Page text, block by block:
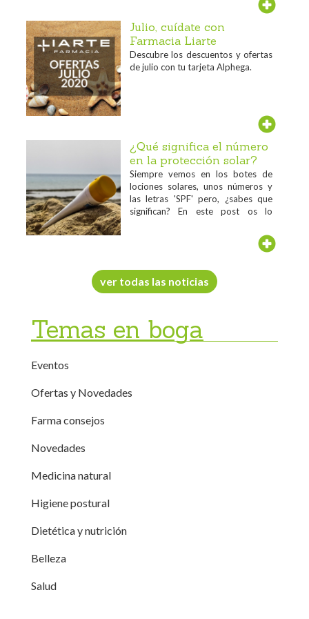
Julio, cuídate con
Farmacia Liarte
Descubre los descuentos y ofertas
de julio con tu tarjeta Alphega.
¿Qué significa el número
en la protección solar?
Siempre vemos en los botes de
lociones solares, unos números y
las letras 'SPF' pero, ¿sabes que
significan? En este post os lo
ver todas las noticias
Temas en boga
Eventos
Ofertas y Novedades
Farma consejos
Novedades
Medicina natural
Higiene postural
Dietética y nutrición
Belleza
Salud